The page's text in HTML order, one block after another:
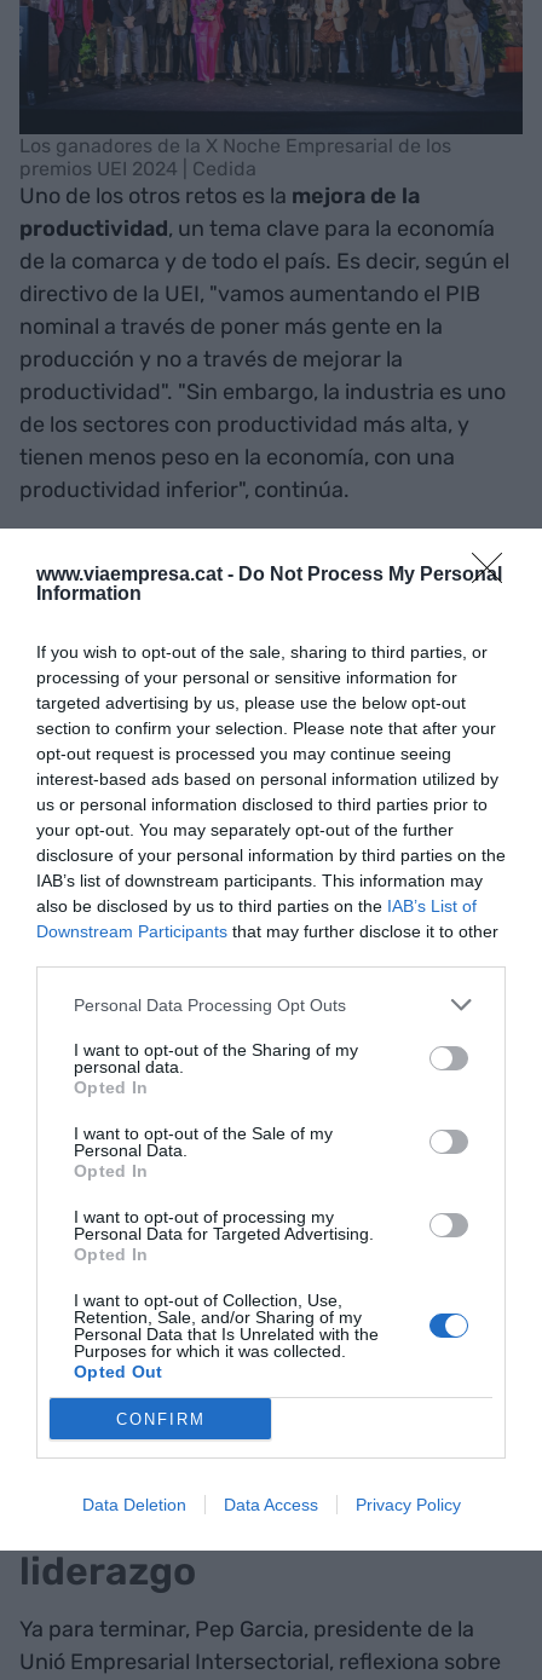
www.viaempresa.cat - Do Not Process My Personal
Information
If you wish to opt-out of the sale, sharing to third parties, or
processing of your personal or sensitive information for
targeted advertising by us, please use the below opt-out
section to confirm your selection. Please note that after your
opt-out request is processed you may continue seeing
interest-based ads based on personal information utilized by
us or personal information disclosed to third parties prior to
your opt-out. You may separately opt-out of the further
disclosure of your personal information by third parties on the
IAB’s list of downstream participants. This information may
also be disclosed by us to third parties on the IAB’s List of
Downstream Participants that may further disclose it to other
Personal Data Processing Opt Outs
I want to opt-out of the Sharing of my
personal data.
Opted In
I want to opt-out of the Sale of my
Personal Data.
Opted In
I want to opt-out of processing my
Personal Data for Targeted Advertising.
Opted In
I want to opt-out of Collection, Use,
Retention, Sale, and/or Sharing of my
Personal Data that Is Unrelated with the
Purposes for which it was collected.
Opted Out
CONFIRM
Data Deletion Data Access Privacy Policy
Los ganadores de la X Noche Empresarial de los
premios UEI 2024 | Cedida
Uno de los otros retos es la mejora de la
productividad, un tema clave para la economía
de la comarca y de todo el país. Es decir, según el
directivo de la UEI, "vamos aumentando el PIB
nominal a través de poner más gente en la
producción y no a través de mejorar la
productividad". "Sin embargo, la industria es uno
de los sectores con productividad más alta, y
tienen menos peso en la economía, con una
productividad inferior", continúa.
Garcia (UEI): "El Vallès
Oriental debe ser sinónimo
de calidad de vida, actividad
económica sostenible y
liderazgo"
El empresario se muestra contrario a lareducción
de la jornada a 37,5 horas. "El tema no es
trabajar dos horas y media más, sino tener un
salario digno, un buen acceso a la vivienda y a una
el mundo empresarial no podemos permitir que se
violente la negociación colectiva", confirma, junto
con el hecho de que "puede afectar de forma
diferentes tipologías de empresa".
Su visión es clara: el Vallès Oriental debe ser
sinónimo de calidad de vida, actividad económica
un enamorado de Barcelona y considero que
tenemos una suerte brutal de tener la capital
como la tenemos; ahora bien, hay que mirar el
territorio porque es donde se genera riqueza,
industria y progreso", continúa.
Una visión inspiradora del
liderazgo
Ya para terminar, Pep Garcia, presidente de la
Unió Empresarial Intersectorial, reflexiona sobre